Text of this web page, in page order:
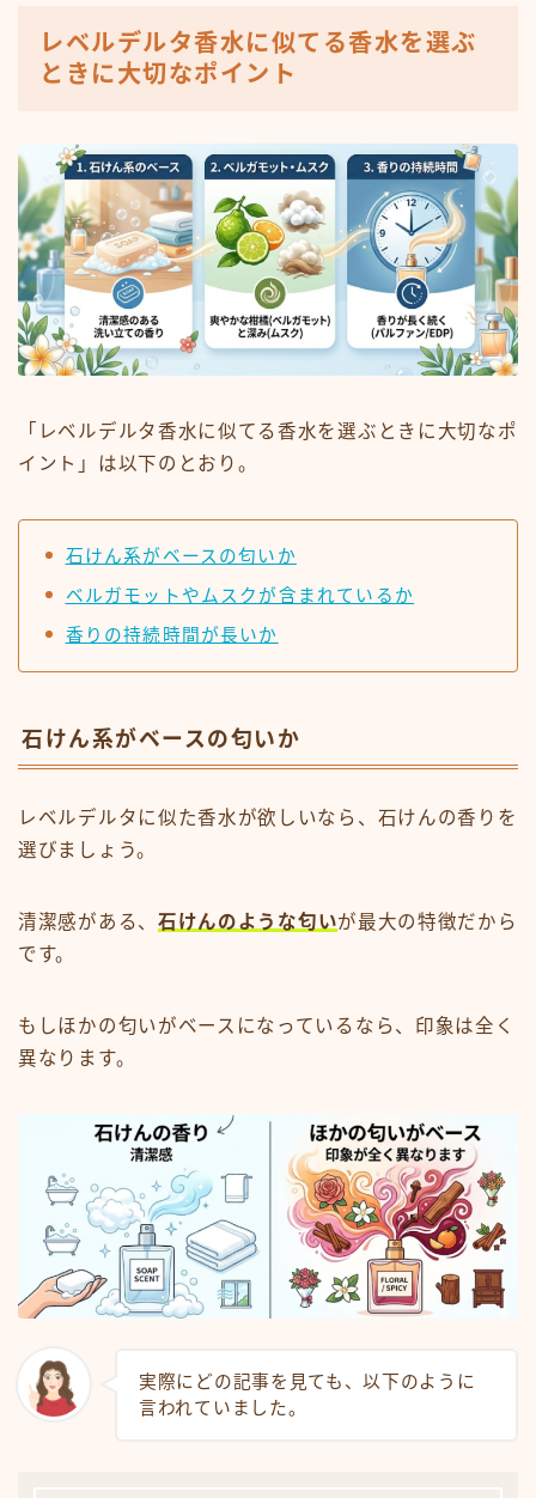
レベルデルタ香水に似てる香水を選ぶ
ときに大切なポイント
「レベルデルタ香水に似てる香水を選ぶときに大切なポ
イント」は以下のとおり。
石けん系がベースの匂いか
ベルガモットやムスクが含まれているか
香りの持続時間が長いか
石けん系がベースの匂いか
レベルデルタに似た香水が欲しいなら、石けんの香りを
選びましょう。
清潔感がある、 石けんのような匂いが最大の特徴だから
です。
もしほかの匂いがベースになっているなら、印象は全く
異なります。
実際にどの記事を見ても、以下のように
言われていました。